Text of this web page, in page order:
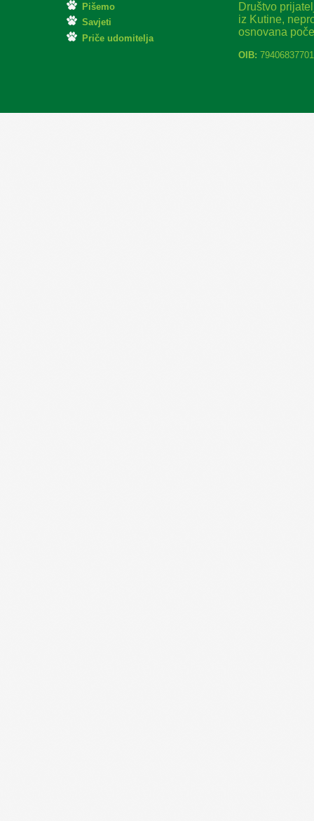
Pišemo
Savjeti
Priče udomitelja
Društvo
iz Kutine,
osnovana
OIB: 79406837701